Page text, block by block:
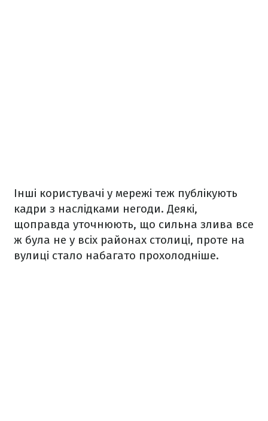
Інші користувачі у мережі теж публікують
кадри з наслідками негоди. Деякі,
щоправда уточнюють, що сильна злива все
ж була не у всіх районах столиці, проте на
вулиці стало набагато прохолодніше.